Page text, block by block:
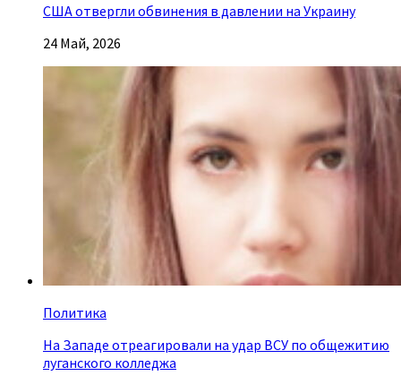
США отвергли обвинения в давлении на Украину
24 Май, 2026
Политика
На Западе отреагировали на удар ВСУ по общежитию
луганского колледжа